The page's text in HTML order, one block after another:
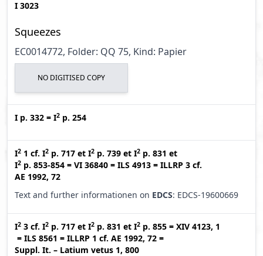
I 3023
Squeezes
EC0014772, Folder: QQ 75, Kind: Papier
NO DIGITISED COPY
I p. 332 = I2 p. 254
I2 1 cf. I2 p. 717 et I2 p. 739 et I2 p. 831 et
I2 p. 853-854 = VI 36840 = ILS 4913 = ILLRP 3 cf.
AE 1992, 72
Text and further informationen on EDCS: EDCS-19600669
I2 3 cf. I2 p. 717 et I2 p. 831 et I2 p. 855 = XIV 4123, 1
= ILS 8561 = ILLRP 1 cf. AE 1992, 72 =
Suppl. It. – Latium vetus 1, 800